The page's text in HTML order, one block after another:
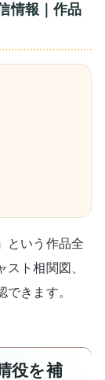
情報｜作品
という作品全
ト相関図、
きます。
役を補